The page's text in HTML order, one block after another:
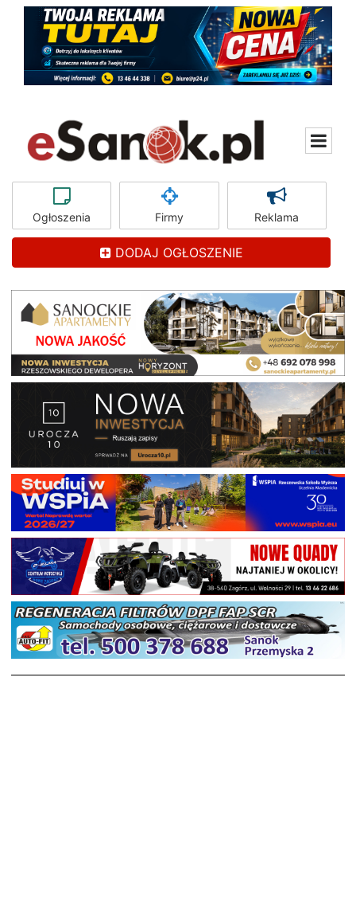
Ogłoszenia Firmy Reklama
DODAJ OGŁOSZENIE